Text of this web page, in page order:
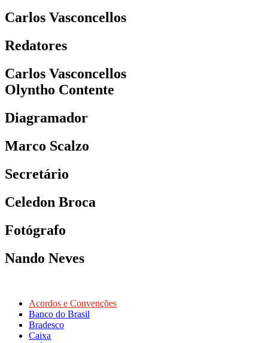
Carlos Vasconcellos
Redatores
Carlos Vasconcellos
Olyntho Contente
Diagramador
Marco Scalzo
Secretário
Celedon Broca
Fotógrafo
Nando Neves
Acordos e Convenções
Banco do Brasil
Bradesco
Caixa